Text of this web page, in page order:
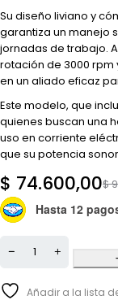
Su diseño liviano y
garantiza un manejo
jornadas de trabajo.
rotación de 3000 rpm
en un aliado eficaz
Este modelo, que
quienes buscan una
uso en corriente
que su potencia
$
$ 74.600,00
Hasta 12
Añadir a la lista